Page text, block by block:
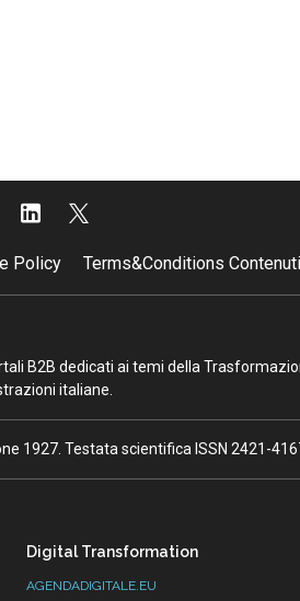
Policy Terms&Conditions
B2B dedicati ai temi della
italiane.
1927. Testata scientifica ISSN 2421-
Digital Transformation
AGENDADIGITALE.EU